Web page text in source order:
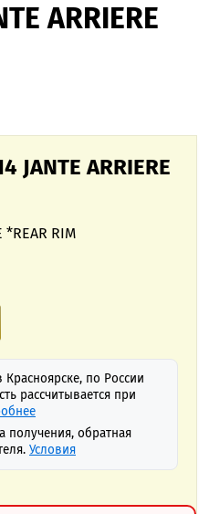
ARRIERE
JANTE ARRIERE
*REAR RIM
Красноярске, по России
рассчитывается при
получения, обратная
Условия